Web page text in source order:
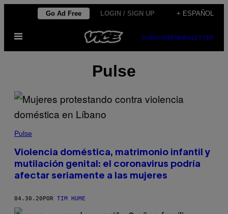
contenido
Go Ad Free LOGIN / SIGN UP + ESPAÑOL
Abrir
SUBSCRIBE NEWSLETTER
Pulse
Pulse
Violencia doméstica, matrimonio infantil y
mutilación genital: el coronavirus podría
afectar seriamente a las mujeres
04.30.20 POR TIM HUME